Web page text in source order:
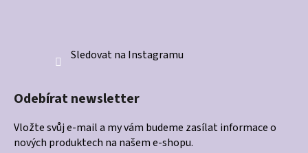
Sledovat na Instagramu
Odebírat newsletter
Vložte svůj e-mail a my vám budeme zasílat informace o
nových produktech na našem e-shopu.